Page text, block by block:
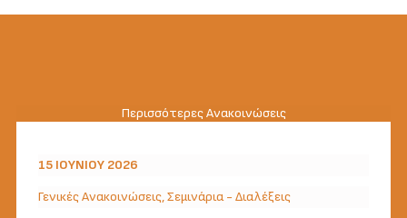
Περισσότερες Ανακοινώσεις
15 ΙΟΥΝΊΟΥ 2026
Γενικές Ανακοινώσεις,Σεμινάρια - Διαλέξεις